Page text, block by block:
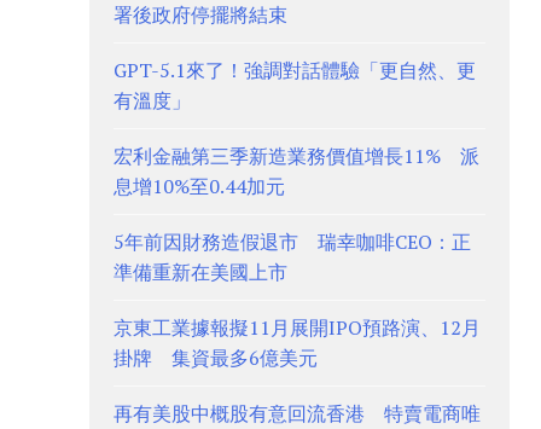
署後政府停擺將結束
GPT-5.1來了！強調對話體驗「更自然、更
有溫度」
宏利金融第三季新造業務價值增長11% 派
息增10%至0.44加元
5年前因財務造假退市 瑞幸咖啡CEO：正
準備重新在美國上市
京東工業據報擬11月展開IPO預路演、12月
掛牌 集資最多6億美元
再有美股中概股有意回流香港 特賣電商唯